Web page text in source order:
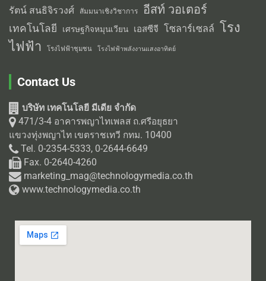
รัตน์ สนธิจิรวงศ์
สัมมนาเชิงวิชาการ อีสท์ วอเตอร์
เทคโนโลยี เศรษฐกิจหมุนเวียน เอสซีจี โซลาร์เซลล์ โรง
ไฟฟ้า
โรงไฟฟ้าชุมชน โรงไฟฟ้าพลังงานแสงอาทิตย์
Contact Us
บริษัท เทคโนโลยี มีเดีย จำกัด
471/3-4 อาคารพญาไทเพลส ถ.ศรีอยุธยา
แขวงทุ่งพญาไท เขตราชเทวี กทม. 10400
Tel. 0-2354-5333, 0-2644-6649
Fax. 0-2640-4260
marketing_mag@technologymedia.co.th
www.technologymedia.co.th